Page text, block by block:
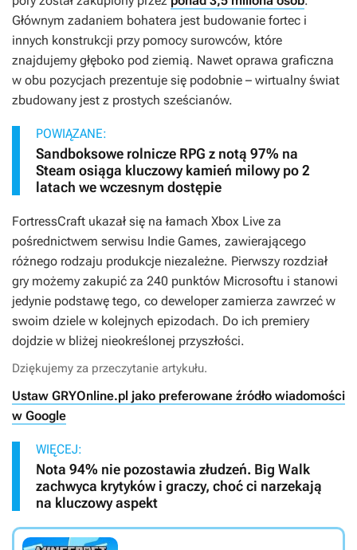
Głównym zadaniem bohatera jest budowanie fortec i
innych konstrukcji przy pomocy surowców, które
znajdujemy głęboko pod ziemią. Nawet oprawa graficzna
w obu pozycjach prezentuje się podobnie – wirtualny świat
zbudowany jest z prostych sześcianów.
POWIĄZANE:
Sandboksowe rolnicze RPG z notą 97% na
Steam osiąga kluczowy kamień milowy po 2
latach we wczesnym dostępie
FortressCraft ukazał się na łamach Xbox Live za
pośrednictwem serwisu Indie Games, zawierającego
różnego rodzaju produkcje niezależne. Pierwszy rozdział
gry możemy zakupić za 240 punktów Microsoftu i stanowi
jedynie podstawę tego, co deweloper zamierza zawrzeć w
swoim dziele w kolejnych epizodach. Do ich premiery
dojdzie w bliżej nieokreślonej przyszłości.
Dziękujemy za przeczytanie artykułu.
Ustaw GRYOnline.pl jako preferowane źródło wiadomości
w Google
WIĘCEJ:
Nota 94% nie pozostawia złudzeń. Big Walk
zachwyca krytyków i graczy, choć ci narzekają
na kluczowy aspekt